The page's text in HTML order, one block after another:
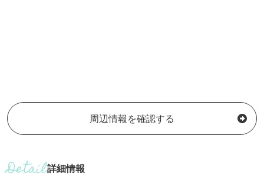
周辺情報を確認する
詳細情報